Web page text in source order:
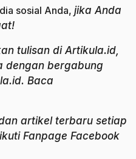
sosial Anda, jika Anda
tulisan di Artikula.id,
dengan bergabung
Baca
artikel terbaru setiap
Fanpage Facebook